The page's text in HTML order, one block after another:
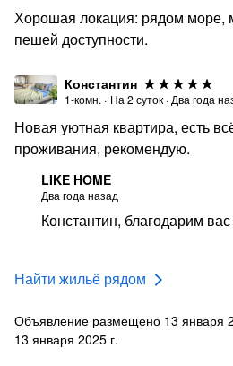
Хорошая локация: рядом море,
пешей доступности.
Константин
1-комн. · На 2 суток · Два года
Новая уютная квартира, есть
проживания, рекомендую.
LIKE HOME
Два года назад
Константин, благодарим
Найти жильё рядом
Объявление размещено 13 января
13 января 2025 г.